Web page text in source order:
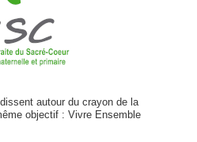
autour du crayon de la
objectif : Vivre Ensemble